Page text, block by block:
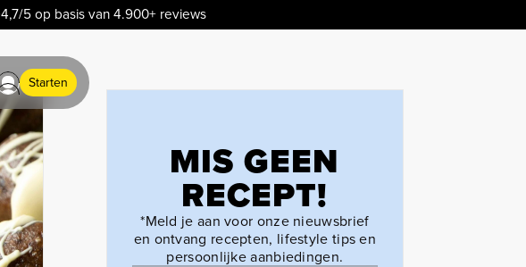
4,7/5 op basis van 4.900+ reviews
Starten
MIS GEEN
RECEPT!
*Meld je aan voor onze nieuwsbrief
en ontvang recepten, lifestyle tips en
persoonlijke aanbiedingen.